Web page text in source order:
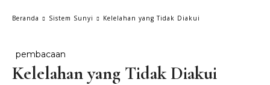
Metafisik-Naratif Penutup
JENIS TULISAN
ESAI RESONANSI FRAKTAL INFOGRAFIK
Beranda Sistem Sunyi Kelelahan yang Tidak Diakui
pembacaan
Kelelahan yang Tidak Diakui